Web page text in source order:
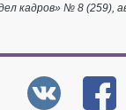
кадров» № 8 (259),